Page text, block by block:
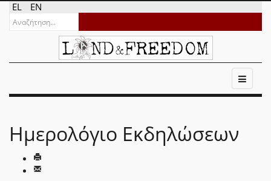
EL EN
Ημερολόγιο Εκδηλώσεων